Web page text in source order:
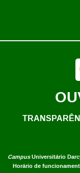
CampusUniversitário
Horário de